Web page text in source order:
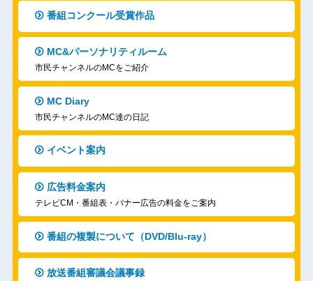
番組コンクール受賞作品
MC&パーソナリティルーム
市民チャンネルのMCをご紹介
MC Diary
市民チャンネルのMC達の日記
イベント案内
広告料金案内
テレビCM・番組表・バナー広告の料金をご案内
番組の複製について（DVD/Blu-ray）
放送番組審議会議事録